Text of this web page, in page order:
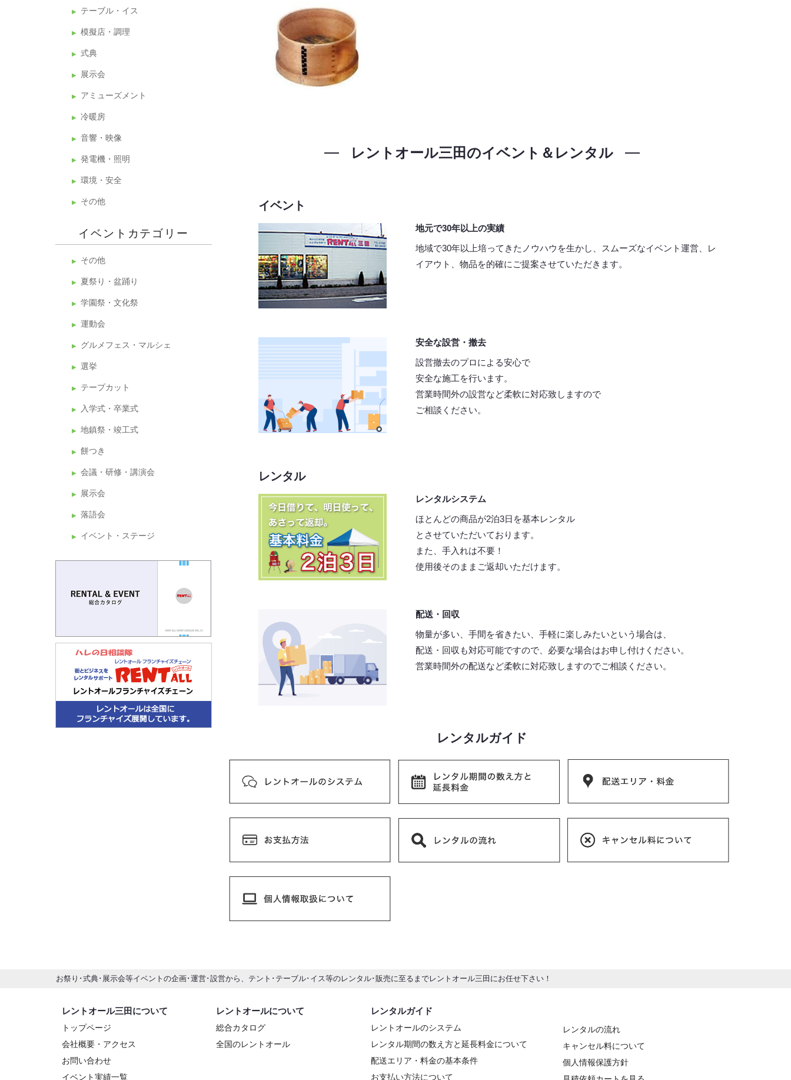
テーブル・イス
模擬店・調理
式典
展示会
アミューズメント
冷暖房
音響・映像
発電機・照明
環境・安全
その他
イベントカテゴリー
その他
夏祭り・盆踊り
学園祭・文化祭
運動会
グルメフェス・マルシェ
選挙
テープカット
入学式・卒業式
地鎮祭・竣工式
餅つき
会議・研修・講演会
展示会
落語会
イベント・ステージ
レントオール三田のイベント＆レンタル
イベント
地元で30年以上の実績
地域で30年以上培ってきたノウハウを生かし、スムーズなイベント運営、レ
イアウト、物品を的確にご提案させていただきます。
安全な設営・撤去
設営撤去のプロによる安心で
安全な施工を行います。
営業時間外の設営など柔軟に対応致しますので
ご相談ください。
レンタル
レンタルシステム
ほとんどの商品が2泊3日を基本レンタル
とさせていただいております。
また、手入れは不要！
使用後そのままご返却いただけます。
配送・回収
物量が多い、手間を省きたい、手軽に楽しみたいという場合は、
配送・回収も対応可能ですので、必要な場合はお申し付けください。
営業時間外の配送など柔軟に対応致しますのでご相談ください。
レンタルガイド
お祭り･式典･展示会等イベントの企画･運営･設営から、テント･テーブル･イス等のレンタル･販売に至るまでレントオール三田にお任せ下さい！
レントオール三田について
トップページ
会社概要・アクセス
お問い合わせ
イベント実績一覧
レントオールについて
総合カタログ
全国のレントオール
レンタルガイド
レントオールのシステム
レンタル期間の数え方と延長料金について
配送エリア・料金の基本条件
お支払い方法について
レンタルの流れ
キャンセル料について
個人情報保護方針